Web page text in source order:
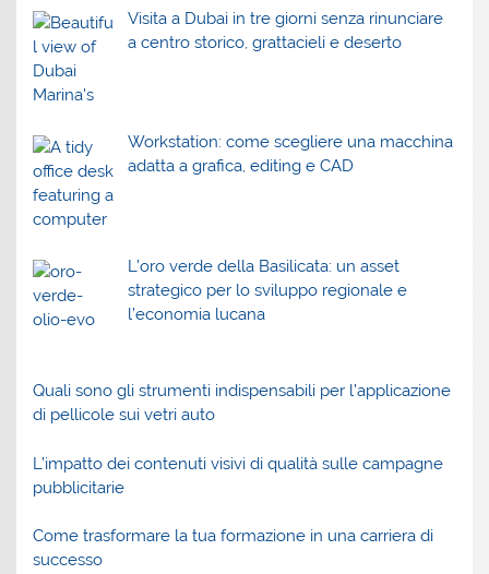
Visita a Dubai in tre giorni senza rinunciare
a centro storico, grattacieli e deserto
Workstation: come scegliere una macchina
adatta a grafica, editing e CAD
L’oro verde della Basilicata: un asset
strategico per lo sviluppo regionale e
l’economia lucana
Quali sono gli strumenti indispensabili per l’applicazione
di pellicole sui vetri auto
L’impatto dei contenuti visivi di qualità sulle campagne
pubblicitarie
Come trasformare la tua formazione in una carriera di
successo